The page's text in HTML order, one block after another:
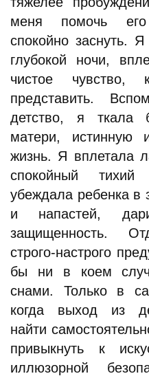
меня помочь
спокойно заснуть.
глубокой ночи,
чистое чувство,
представить.
детство, я ткала
матери, истинную
жизнь. Я вплетала
спокойный тихий
убеждала ребенка в
и напастей,
защищенность.
строго-настрого
бы ни в коем
снами. Только в
когда выход из
найти
привыкнуть к
иллюзорной